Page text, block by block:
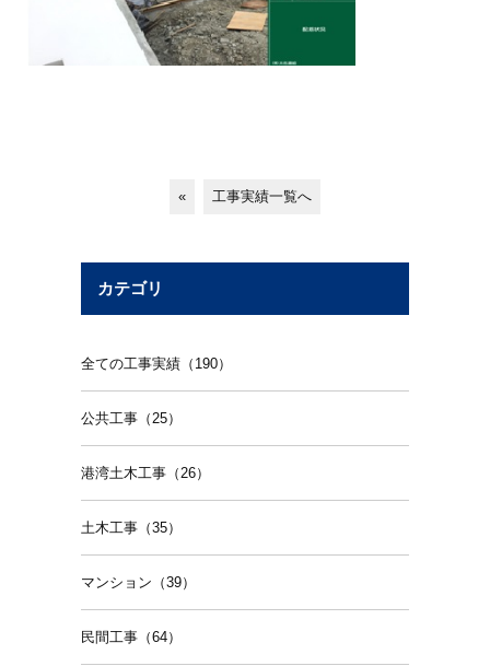
« 工事実績一覧へ
カテゴリ
全ての工事実績（190）
公共工事（25）
港湾土木工事（26）
土木工事（35）
マンション（39）
民間工事（64）